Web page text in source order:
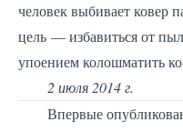
человек выбивает ковер
цель — избавиться от
упоением колошматить
2 июля 2014 г.
Впервые